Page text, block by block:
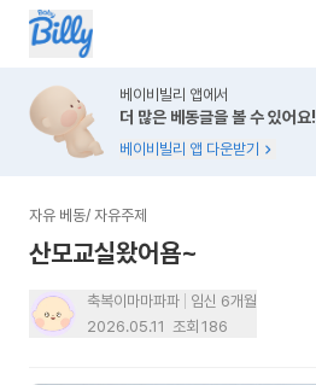
베이비빌리 앱에서
더 많은 베동글을 볼 수 있어요!
베이비빌리 앱 다운받기
자유 베동/ 자유주제
산모교실왔어욤~
축복이마마파파
임신 6개월
2026.05.11 조회 186